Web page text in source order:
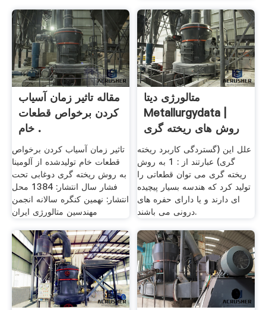
مقاله تاثیر زمان آسیاب
کردن برخواص قطعات
خام .
تاثیر زمان آسیاب کردن برخواص
قطعات خام تولیدشده از آلومینا
به روش ریخته گری دوغابی تحت
فشار سال انتشار: 1384 محل
انتشار: نهمین کنگره سالانه انجمن
مهندسین متالورژی ایران
متالورژی دیتا
Metallurgydata |
روش های ریخته گری
علل این (گستردگی کاربرد ریخته
گری) عبارتند از : 1 به روش
ریخته گری می توان قطعاتی را
تولید کرد که هندسه بسیار پیچیده
ای دارند و یا دارای حفره های
درونی می باشند.